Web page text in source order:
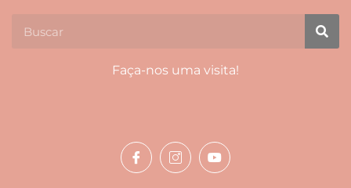
Faça-nos uma visita!